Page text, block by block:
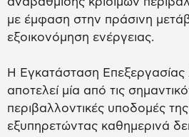
με έμφαση στην πράσινη
εξοικονόμηση ενέργειας.
Η Εγκατάσταση
αποτελεί μία από τις
περιβαλλοντικές υποδομές
εξυπηρετώντας καθημερινά